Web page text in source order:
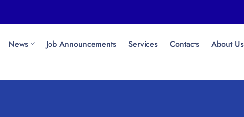
News Job Announcements Services Contacts About Us